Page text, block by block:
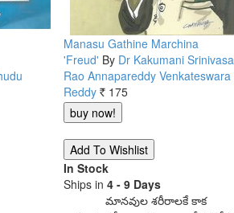
Manasu Gathine Marchina
'Freud' By Dr Kakumani Srinivasa
Rao Annapareddy Venkateswara
Reddy Rs. 175
In Stock
Ships in 4 - 9 Days
మానవుల శరీరాలకే కాక